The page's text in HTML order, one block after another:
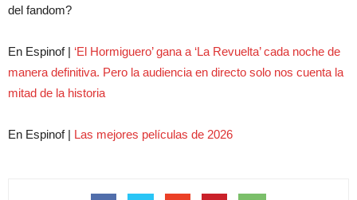
del fandom?
En Espinof | ‘El Hormiguero’ gana a ‘La Revuelta’ cada noche de
manera definitiva. Pero la audiencia en directo solo nos cuenta la
mitad de la historia
En Espinof | Las mejores películas de 2026